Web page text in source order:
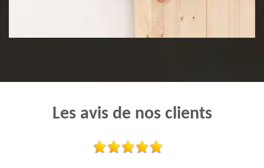
Les avis de nos clients